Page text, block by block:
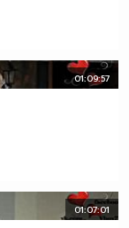
01:09:57
01:07:01